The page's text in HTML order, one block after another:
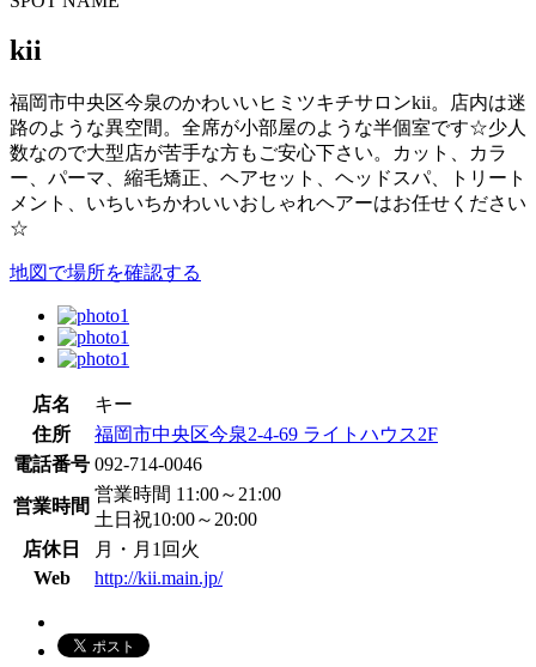
kii
福岡市中央区今泉のかわいいヒミツキチサロンkii。店内は迷
路のような異空間。全席が小部屋のような半個室です☆少人
数なので大型店が苦手な方もご安心下さい。カット、カラ
ー、パーマ、縮毛矯正、ヘアセット、ヘッドスパ、トリート
メント、いちいちかわいいおしゃれヘアーはお任せください
☆
地図で場所を確認する
店名
キー
住所
福岡市中央区今泉2-4-69 ライトハウス2F
電話番号 092-714-0046
営業時間
営業時間 11:00～21:00
土日祝10:00～20:00
店休日
月・月1回火
Web
http://kii.main.jp/